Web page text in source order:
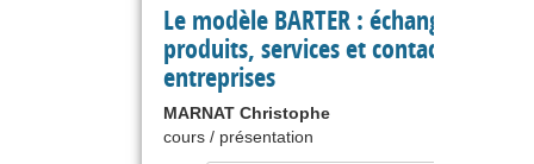
Le modèle BARTER : échanges de
produits, services et contacts entre
entreprises
MARNAT Christophe
cours / présentation